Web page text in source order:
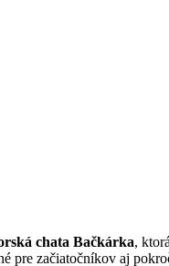
chata Bačkárka,
pre začiatočníkov aj